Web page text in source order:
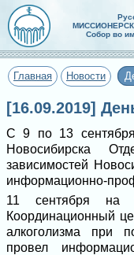
Собор во
Главная Новости
[16.09.2019]
С 9 по 13
Новосибирска
зависимостей
информационно-
11 сентября на
Координационный
алкоголизма при
провел